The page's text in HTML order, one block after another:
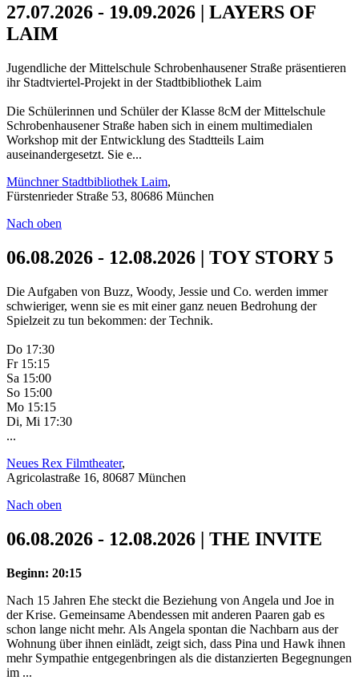
27.07.2026 - 19.09.2026 | LAYERS OF
LAIM
Jugendliche der Mittelschule Schrobenhausener Straße präsentieren
ihr Stadtviertel-Projekt in der Stadtbibliothek Laim
Die Schülerinnen und Schüler der Klasse 8cM der Mittelschule
Schrobenhausener Straße haben sich in einem multimedialen
Workshop mit der Entwicklung des Stadtteils Laim
auseinandergesetzt. Sie e...
Münchner Stadtbibliothek Laim,
Fürstenrieder Straße 53, 80686 München
Nach oben
06.08.2026 - 12.08.2026 | TOY STORY 5
Die Aufgaben von Buzz, Woody, Jessie und Co. werden immer
schwieriger, wenn sie es mit einer ganz neuen Bedrohung der
Spielzeit zu tun bekommen: der Technik.
Do 17:30
Fr 15:15
Sa 15:00
So 15:00
Mo 15:15
Di, Mi 17:30
...
Neues Rex Filmtheater,
Agricolastraße 16, 80687 München
Nach oben
06.08.2026 - 12.08.2026 | THE INVITE
Beginn: 20:15
Nach 15 Jahren Ehe steckt die Beziehung von Angela und Joe in
der Krise. Gemeinsame Abendessen mit anderen Paaren gab es
schon lange nicht mehr. Als Angela spontan die Nachbarn aus der
Wohnung über ihnen einlädt, zeigt sich, dass Pina und Hawk ihnen
mehr Sympathie entgegenbringen als die distanzierten Begegnungen
im ...